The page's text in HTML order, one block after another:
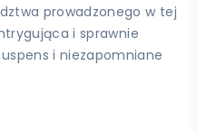
prowadzonego w tej
i sprawnie
i niezapomniane